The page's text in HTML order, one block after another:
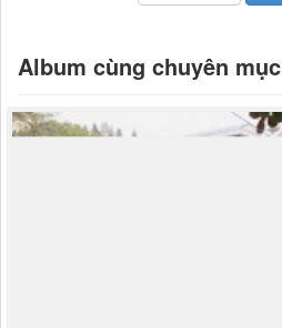
Album cùng chuyên mục